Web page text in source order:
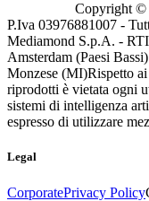
Copyright ©
P.Iva 03976881007 -
Mediamond S.p.A. -
Amsterdam (Paesi
Monzese (MI)Rispetto
riprodotti è vietata ogni
sistemi di intelligenza
espresso di utilizzare
Legal
CorporatePrivacy Policy